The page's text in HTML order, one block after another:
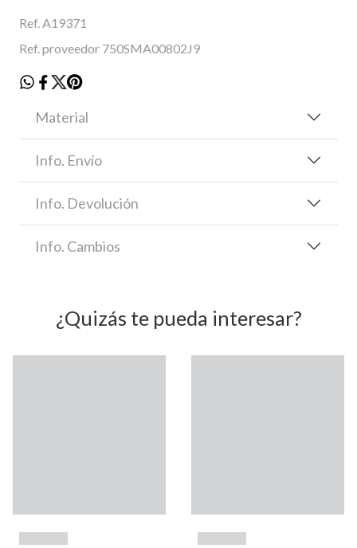
Ref. A19371
Ref. proveedor 750SMA00802J9
Material
Info. Envío
Info. Devolución
Info. Cambios
¿Quizás te pueda interesar?